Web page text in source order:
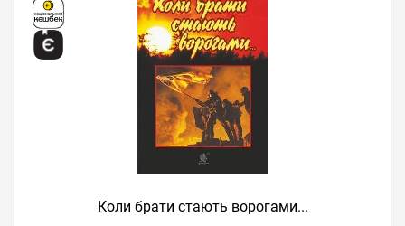
Коли брати стають ворогами...